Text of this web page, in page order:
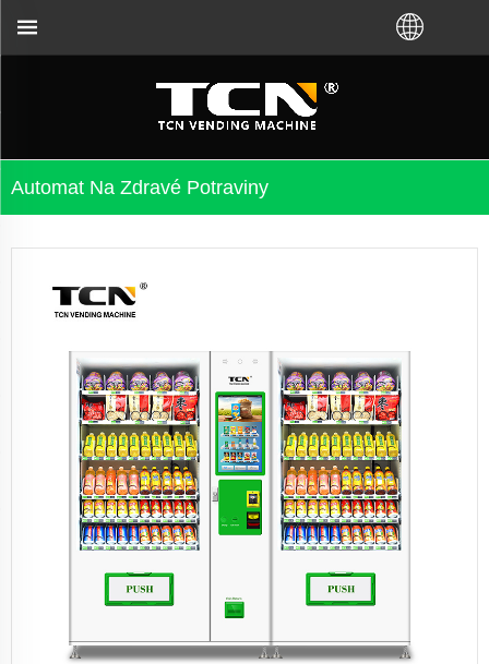
Automat Na Zdravé Potraviny
nebo místního distributora. Zavolejte nám: